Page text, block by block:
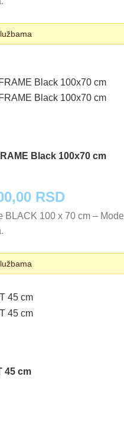
Black 100x70 cm
RSDTrenutna
cena
BLACK 100 x 70 cm –
45 cm